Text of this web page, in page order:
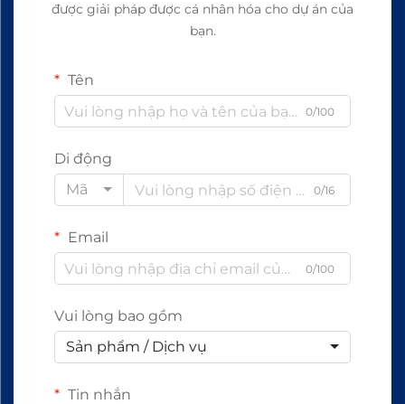
được giải pháp được cá nhân hóa cho dự án của
bạn.
Tên
0/100
Di động
Mã
0/16
Email
0/100
Vui lòng bao gồm
Sản phẩm / Dịch vụ
Tin nhắn